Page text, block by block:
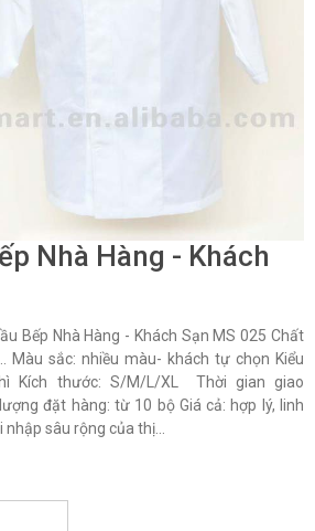
Nhà Hàng - Khách
Bếp Nhà Hàng - Khách Sạn MS 025 Chất
Màu sắc: nhiều màu- khách tự chọn Kiểu
Kích thước: S/M/L/XL Thời gian giao
đặt hàng: từ 10 bộ Giá cả: hợp lý, linh
nhập sâu rộng của thị...